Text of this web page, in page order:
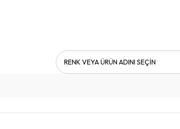
RENK VEYA ÜRÜN ADINI SEÇİN